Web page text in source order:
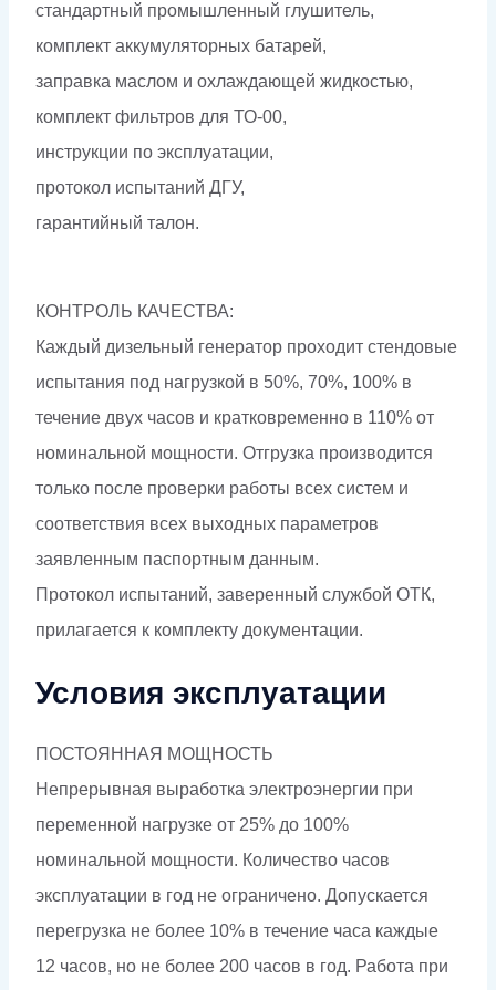
стандартный промышленный глушитель,
комплект аккумуляторных батарей,
заправка маслом и охлаждающей жидкостью,
комплект фильтров для ТО-00,
инструкции по эксплуатации,
протокол испытаний ДГУ,
гарантийный талон.
КОНТРОЛЬ КАЧЕСТВА:
Каждый дизельный генератор проходит стендовые
испытания под нагрузкой в 50%, 70%, 100% в
течение двух часов и кратковременно в 110% от
номинальной мощности. Отгрузка производится
только после проверки работы всех систем и
соответствия всех выходных параметров
заявленным паспортным данным.
Протокол испытаний, заверенный службой ОТК,
прилагается к комплекту документации.
Условия эксплуатации
ПОСТОЯННАЯ МОЩНОСТЬ
Непрерывная выработка электроэнергии при
переменной нагрузке от 25% до 100%
номинальной мощности. Количество часов
эксплуатации в год не ограничено. Допускается
перегрузка не более 10% в течение часа каждые
12 часов, но не более 200 часов в год. Работа при